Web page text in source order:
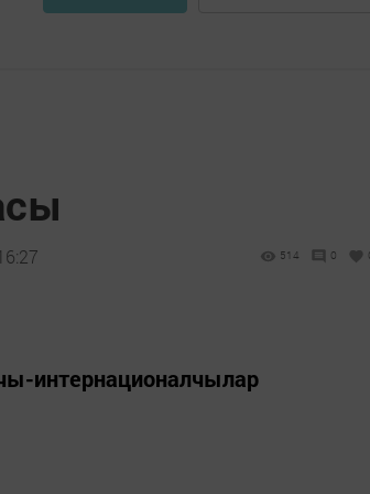
514 0
­интернационалчылар